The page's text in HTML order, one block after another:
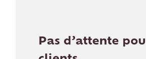
Pas d’attente